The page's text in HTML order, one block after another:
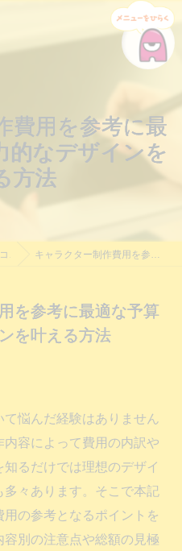
費用を参考に最
的なデザインを
方法
コラム キャラクター制作費用を参考に最適な予算内で魅力的なデザインを叶える方法
を参考に最適な予算
を叶える方法
悩んだ経験はありません
容によって費用の内訳や
るだけでは理想のデザイ
々あります。そこで本記
の参考となるポイントを
別の注意点や総額の見極